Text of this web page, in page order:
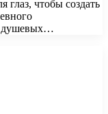
глаз, чтобы создать
душевых…